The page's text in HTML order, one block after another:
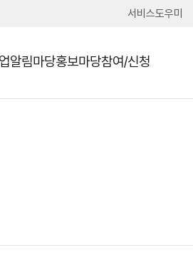
서비스도우미
알림마당홍보마당참여/신청